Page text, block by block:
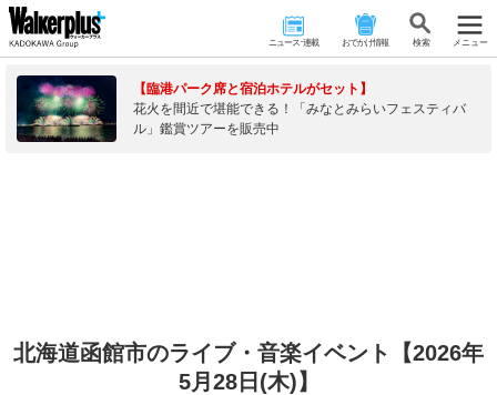
ニュース･連載 おでかけ情報 検 索 メニュー
【臨港パーク席と宿泊ホテルがセット】
花火を間近で堪能できる！「みなとみらいフェスティバ
ル」鑑賞ツアーを販売中
北海道函館市のライブ・音楽イベント【2026年
5月28日(木)】